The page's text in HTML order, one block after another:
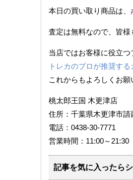
本日の買い取り商品は、
査定は無料なので、皆様
当店ではお客様に役立つ
トレカのプロが推奨す
これからもよろしくお願
桃太郎王国 木更津店
住所：千葉県木更津市請
電話：0438-30-7771
営業時間：11:00～21:30
記事を気に入ったら